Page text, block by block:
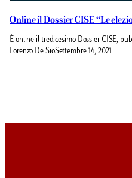
Online il Dossier CISE “Le
È online il tredicesimo Dossier CISE,
Lorenzo De SioSettembre 14, 2021